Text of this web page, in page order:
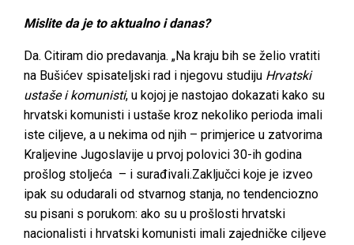
Mislite da je to aktualno i danas?
Da. Citiram dio predavanja. „Na kraju bih se želio vratiti
na Bušićev spisateljski rad i njegovu studiju Hrvatski
ustaše i komunisti, u kojoj je nastojao dokazati kako su
hrvatski komunisti i ustaše kroz nekoliko perioda imali
iste ciljeve, a u nekima od njih – primjerice u zatvorima
Kraljevine Jugoslavije u prvoj polovici 30-ih godina
prošlog stoljeća – i surađivali.Zaključci koje je izveo
ipak su odudarali od stvarnog stanja, no tendenciozno
su pisani s porukom: ako su u prošlosti hrvatski
nacionalisti i hrvatski komunisti imali zajedničke ciljeve